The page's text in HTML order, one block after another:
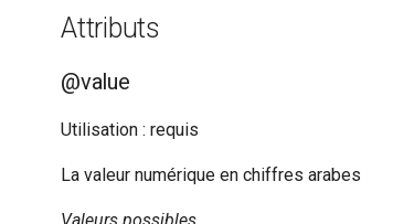
Attributs
@value
Utilisation : requis
La valeur numérique en chiffres arabes